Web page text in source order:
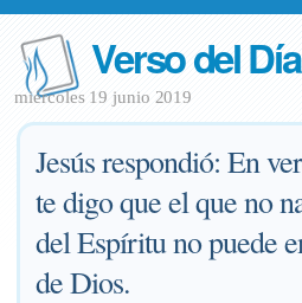
Verso del Día
miércoles 19 junio 2019
Jesús respondió: En
te digo que el que no
del Espíritu no puede
de Dios.